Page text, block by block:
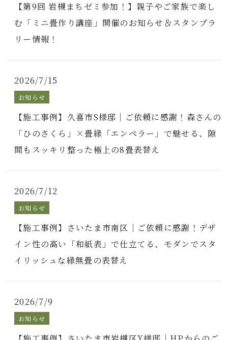
【第9回 岩槻まちゼミ参加！】親子やご家族で楽し
む「ミニ畳作り講座」開催のお知らせ＆スタンプラ
リー情報！
2026/7/15
お知らせ
【施工事例】久喜市S様邸｜ご依頼に感謝！森さんの
「ひのさくら」×畳縁「エンペラー」で魅せる、隙
間もスッキリ整った極上の8畳表替え
2026/7/12
お知らせ
【施工事例】さいたま市南区｜ご依頼に感謝！デザ
イン性の高い「和紙表」で仕立てる、モダンでスタ
イリッシュな縁無畳の表替え
2026/7/9
お知らせ